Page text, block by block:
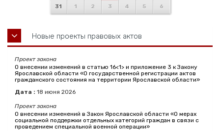
31 1 2 3 4 5 6
Новые проекты правовых актов
Проект закона
О внесении изменений в статью 16<1> и приложение 3 к Закону
Ярославской области «О государственной регистрации актов
гражданского состояния на территории Ярославской области»
Дата : 18 июня 2026
Проект закона
О внесении изменений в Закон Ярославской области «О мерах
социальной поддержки отдельных категорий граждан в связи с
проведением специальной военной операции»